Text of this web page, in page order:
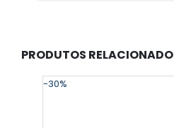
PRODUTOS
-30%